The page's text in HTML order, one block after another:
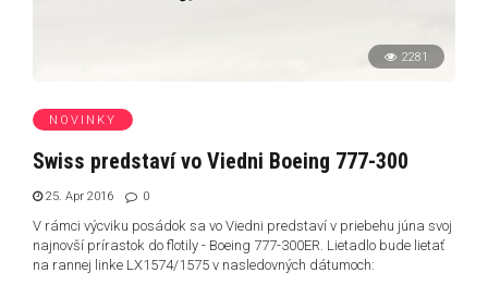
2281
NOVINKY
Swiss predstaví vo Viedni Boeing 777-300
25. Apr 2016 0
V rámci výcviku posádok sa vo Viedni predstaví v priebehu júna svoj
najnovší prírastok do flotily - Boeing 777-300ER. Lietadlo bude lietať
na rannej linke LX1574/1575 v nasledovných dátumoch: